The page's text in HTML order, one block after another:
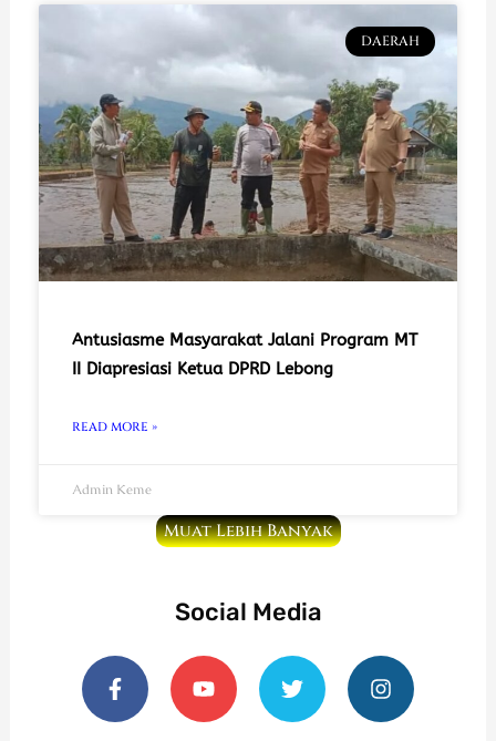
DAERAH
Antusiasme Masyarakat Jalani Program MT
II Diapresiasi Ketua DPRD Lebong
READ MORE »
Admin Keme
Muat Lebih Banyak
Social Media
F
a
c
e
Y
o
u
t
T
w
i
t
I
n
s
t